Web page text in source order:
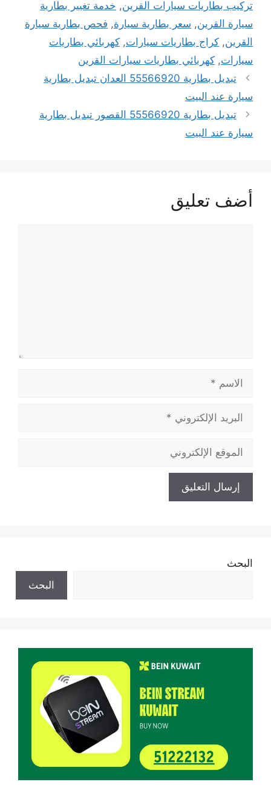
تركيب بطاريات سيارات القرين, خدمة تغيير بطارية
سيارة القرين, سعر بطارية سيارة, فحص بطارية سيارة
القرين, كراج بطاريات سيارات, كهربائي بطاريات
سيارات, كهربائي بطاريات سيارات القرين
تبديل بطارية 55566920 العدان تبديل بطارية
سيارة عند البيت
تبديل بطارية 55566920 القصور تبديل بطارية
سيارة عند البيت
أضف تعليق
الاسم
البريد
الإلكتروني
الموقع
الإلكتروني
البحث
البحث